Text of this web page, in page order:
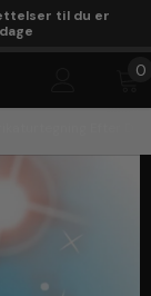
til du er
0
0